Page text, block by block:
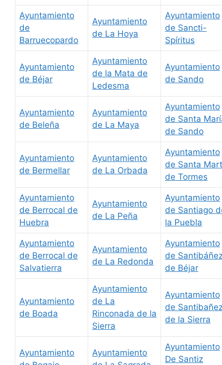
Ayuntamiento
de
Barruecopardo
Ayuntamiento
de La Hoya
Ayuntamiento
de Sancti-
Spíritus
Ayuntamiento
de Béjar
Ayuntamiento
de la Mata de
Ledesma
Ayuntamiento
de Sando
Ayuntamiento
de Beleña
Ayuntamiento
de La Maya
Ayuntamiento
de Santa
de Sando
Ayuntamiento
de Bermellar
Ayuntamiento
de La Orbada
Ayuntamiento
de Santa
de Tormes
Ayuntamiento
de Berrocal de
Huebra
Ayuntamiento
de La Peña
Ayuntamiento
de Santiago
la Puebla
Ayuntamiento
de Berrocal de
Salvatierra
Ayuntamiento
de La Redonda
Ayuntamiento
de
de Béjar
Ayuntamiento
de Boada
Ayuntamiento
de La
Rinconada de la
Sierra
Ayuntamiento
de
de la Sierra
Ayuntamiento
Ayuntamiento
Ayuntamiento
De Santiz